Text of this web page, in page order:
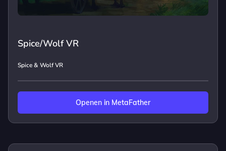
Spice/Wolf VR
Spice & Wolf VR
Openen in MetaFather